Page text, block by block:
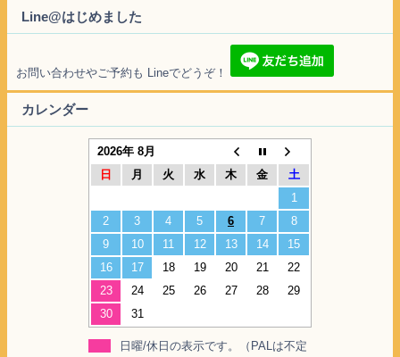
Line@はじめました
お問い合わせやご予約も Lineでどうぞ！
カレンダー
2026年 8月
日
月 火 水 木 金
土
1
2
3 4 5 6 7
8
9
10 11 12 13 14
15
16
17 18 19 20 21
22
23
24 25 26 27 28
29
30
31
日曜/休日の表示です。（PALは不定